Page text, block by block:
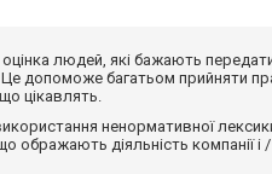
оцінка людей, які бажають
допоможе багатьом прийняти
цікавлять.
ненормативної
ображають діяльність компанії